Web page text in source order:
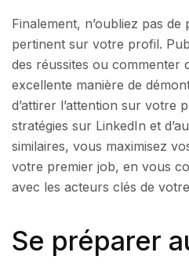
Finalement, n’oubliez pas
pertinent sur votre profil.
des réussites ou commenter
excellente manière de
d’attirer l’attention sur votre
stratégies sur LinkedIn et
similaires, vous maximisez
votre premier job, en vous
avec les acteurs clés de
Se préparer